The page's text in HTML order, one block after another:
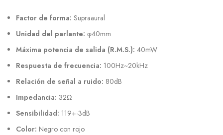
Factor de forma: Supraaural
Unidad del parlante: φ40mm
Máxima potencia de salida (R.M.S.): 40mW
Respuesta de frecuencia: 100Hz~20kHz
Relación de señal a ruido: 80dB
Impedancia: 32Ω
Sensibilidad: 119+-3dB
Color: Negro con rojo